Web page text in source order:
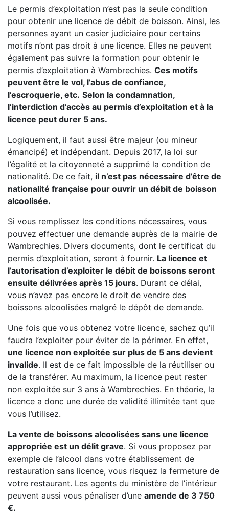
Le permis d’exploitation n’est pas la seule condition
pour obtenir une licence de débit de boisson. Ainsi, les
personnes ayant un casier judiciaire pour certains
motifs n’ont pas droit à une licence. Elles ne peuvent
également pas suivre la formation pour obtenir le
permis d’exploitation à Wambrechies. Ces motifs
peuvent être le vol, l’abus de confiance,
l’escroquerie, etc. Selon la condamnation,
l’interdiction d’accès au permis d’exploitation et à la
licence peut durer 5 ans.
Logiquement, il faut aussi être majeur (ou mineur
émancipé) et indépendant. Depuis 2017, la loi sur
l’égalité et la citoyenneté a supprimé la condition de
nationalité. De ce fait, il n’est pas nécessaire d’être de
nationalité française pour ouvrir un débit de boisson
alcoolisée.
Si vous remplissez les conditions nécessaires, vous
pouvez effectuer une demande auprès de la mairie de
Wambrechies. Divers documents, dont le certificat du
permis d’exploitation, seront à fournir. La licence et
l’autorisation d’exploiter le débit de boissons seront
ensuite délivrées après 15 jours. Durant ce délai,
vous n’avez pas encore le droit de vendre des
boissons alcoolisées malgré le dépôt de demande.
Une fois que vous obtenez votre licence, sachez qu’il
faudra l’exploiter pour éviter de la périmer. En effet,
une licence non exploitée sur plus de 5 ans devient
invalide. Il est de ce fait impossible de la réutiliser ou
de la transférer. Au maximum, la licence peut rester
non exploitée sur 3 ans à Wambrechies. En théorie, la
licence a donc une durée de validité illimitée tant que
vous l’utilisez.
La vente de boissons alcoolisées sans une licence
appropriée est un délit grave. Si vous proposez par
exemple de l’alcool dans votre établissement de
restauration sans licence, vous risquez la fermeture de
votre restaurant. Les agents du ministère de l’intérieur
peuvent aussi vous pénaliser d’une amende de 3 750
€.